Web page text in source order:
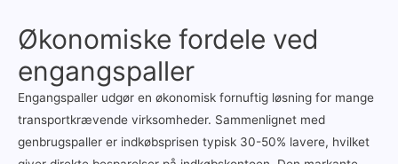
Økonomiske fordele ved
engangspaller
Engangspaller udgør en økonomisk fornuftig løsning for mange
transportkrævende virksomheder. Sammenlignet med
genbrugspaller er indkøbsprisen typisk 30-50% lavere, hvilket